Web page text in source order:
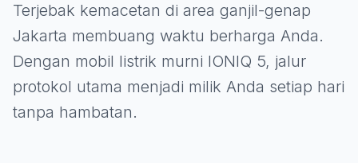
Terjebak kemacetan di area ganjil-genap
Jakarta membuang waktu berharga Anda.
Dengan mobil listrik murni IONIQ 5, jalur
protokol utama menjadi milik Anda setiap hari
tanpa hambatan.